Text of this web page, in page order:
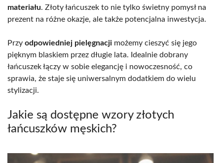
materiału. Złoty łańcuszek to nie tylko świetny pomysł na
prezent na różne okazje, ale także potencjalna inwestycja.
Przy odpowiedniej pielęgnacji możemy cieszyć się jego
pięknym blaskiem przez długie lata. Idealnie dobrany
łańcuszek łączy w sobie elegancję i nowoczesność, co
sprawia, że staje się uniwersalnym dodatkiem do wielu
stylizacji.
Jakie są dostępne wzory złotych
łańcuszków męskich?